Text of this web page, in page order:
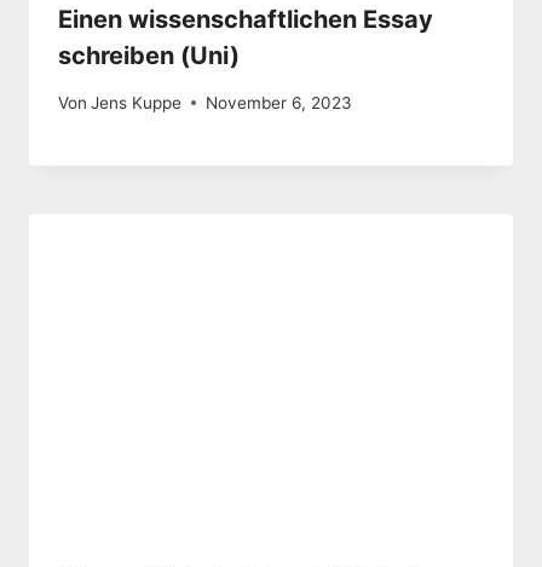
Einen wissenschaftlichen Essay
schreiben (Uni)
Von Jens Kuppe November 6, 2023